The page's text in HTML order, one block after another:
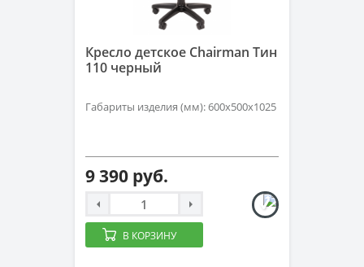
Кресло детское Chairman Тин
110 черный
Габариты изделия (мм): 600х500х1025
9 390 руб.
В КОРЗИНУ